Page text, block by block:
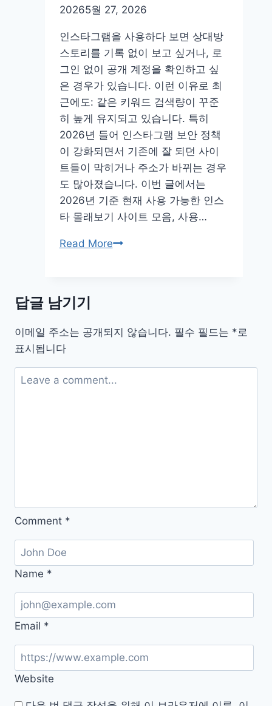
발
앱
설
치
방
법
다
운
로
드
qr
코
드
20265월 27, 2026
인스타그램을 사용하다 보면 상대방
스토리를 기록 없이 보고 싶거나, 로
그인 없이 공개 계정을 확인하고 싶
은 경우가 있습니다. 이런 이유로 최
근에도: 같은 키워드 검색량이 꾸준
히 높게 유지되고 있습니다. 특히
2026년 들어 인스타그램 보안 정책
이 강화되면서 기존에 잘 되던 사이
트들이 막히거나 주소가 바뀌는 경우
도 많아졌습니다. 이번 글에서는
2026년 기준 현재 사용 가능한 인스
타 몰래보기 사이트 모음, 사용…
Read More인
기
답글 남기기
이메일 주소는 공개되지 않습니다. 필수 필드는 *로
표시됩니다
Comment *
Name *
Email *
Website